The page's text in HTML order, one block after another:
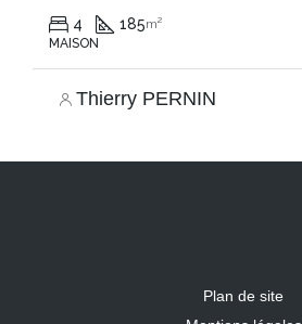
4 185m²
MAISON
Thierry PERNIN
Plan de site